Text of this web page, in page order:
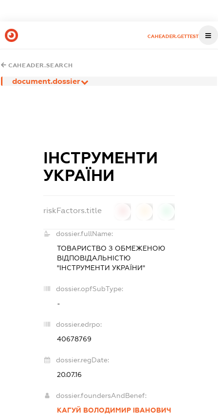
CAHEADER.GETTEST
CAHEADER.SEARCH
document.dossier
ІНСТРУМЕНТИ
УКРАЇНИ
riskFactors.title
dossier.fullName:
ТОВАРИСТВО З ОБМЕЖЕНОЮ
ВІДПОВІДАЛЬНІСТЮ
"ІНСТРУМЕНТИ УКРАЇНИ"
dossier.opfSubType:
-
dossier.edrpo:
40678769
dossier.regDate:
20.07.16
dossier.foundersAndBenef:
КАГУЙ ВОЛОДИМИР ІВАНОВИЧ